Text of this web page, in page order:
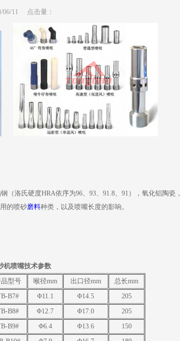
06/11 点击量：
（洛氏硬度HRA依序为96、93、91.8、91），氧化铝陶瓷，
的喷砂磨料种类，以及喷嘴长度的影响。
机喷嘴技术参数
品型号 喉径mm 出口径mm 总长mm
B7# Φ11.1 Φ14.5 205
B8# Φ12.7 Φ17.0 205
B9# Φ6.4 Φ13.6 150